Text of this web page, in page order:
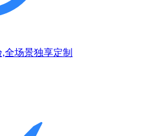
全场景独享定制